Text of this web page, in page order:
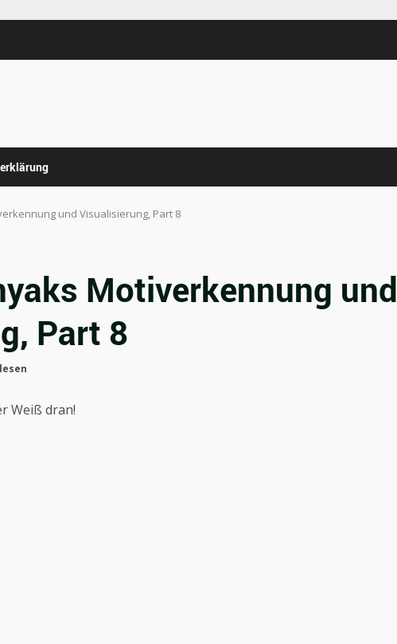
und Visualisierung, Part 8
Motiverkennung und
Part 8
Weiß dran!